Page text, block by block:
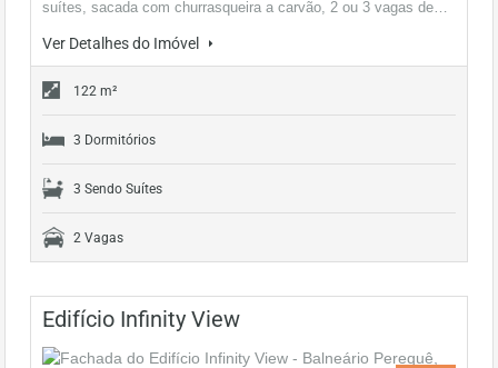
suítes, sacada com churrasqueira a carvão, 2 ou 3 vagas de…
Ver Detalhes do Imóvel
122 m²
3 Dormitórios
3 Sendo Suítes
2 Vagas
Edifício Infinity View